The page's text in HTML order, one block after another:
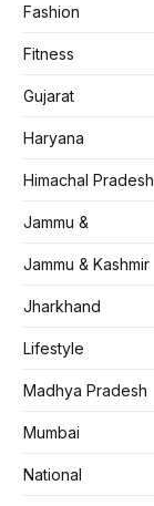
Fashion
Fitness
Gujarat
Haryana
Himachal Pradesh
Jammu &
Jammu & Kashmir
Jharkhand
Lifestyle
Madhya Pradesh
Mumbai
National